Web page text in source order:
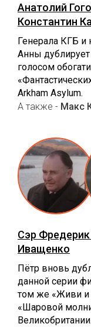
Анатолий
Константин
Генерала КГБ и
Анны дублирует
голосом
Arkham Asylum.
А также - Макс
Сэр Фредерик
Иващенко
Пётр вновь
данной серии
том же «Живи и
«Шаровой
Великобритании.